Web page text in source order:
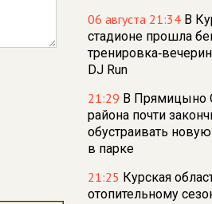
06 августа 21:34 В
стадионе прошла
DJ Run
21:29 В Прямицыно
района почти
обустраивать
в парке
21:25 Курская
отопительному